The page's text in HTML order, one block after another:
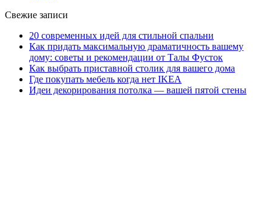
Свежие записи
20 современных идей для стильной спальни
Как придать максимальную драматичность вашему
дому: советы и рекомендации от Талы Фусток
Как выбрать приставной столик для вашего дома
Где покупать мебель когда нет IKEA
Идеи декорирования потолка — вашей пятой стены